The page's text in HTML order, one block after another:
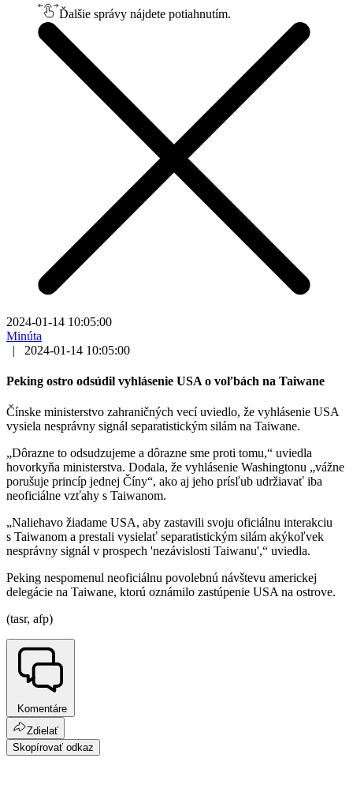
Ďalšie správy nájdete potiahnutím.
2024-01-14 10:05:00
Minúta
|
2024-01-14 10:05:00
Peking ostro odsúdil vyhlásenie USA o voľbách na Taiwane
Čínske ministerstvo zahraničných vecí uviedlo, že vyhlásenie USA
vysiela nesprávny signál separatistickým silám na Taiwane.
„Dôrazne to odsudzujeme a dôrazne sme proti tomu,“ uviedla
hovorkyňa ministerstva. Dodala, že vyhlásenie Washingtonu „vážne
porušuje princíp jednej Číny“, ako aj jeho prísľub udržiavať iba
neoficiálne vzťahy s Taiwanom.
„Naliehavo žiadame USA, aby zastavili svoju oficiálnu interakciu
s Taiwanom a prestali vysielať separatistickým silám akýkoľvek
nesprávny signál v prospech 'nezávislosti Taiwanu',“ uviedla.
Peking nespomenul neoficiálnu povolebnú návštevu americkej
delegácie na Taiwane, ktorú oznámilo zastúpenie USA na ostrove.
(tasr, afp)
Komentáre
Zdielať
Skopírovať odkaz